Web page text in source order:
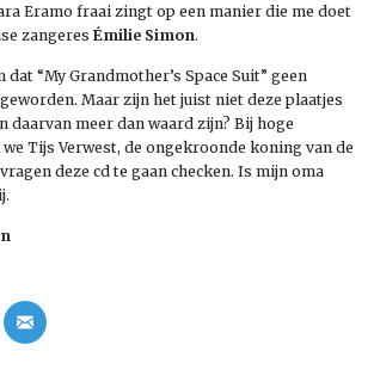
Eramo fraai zingt op een manier die me doet
zangeres Émilie Simon.
“My Grandmother’s Space Suit” geen
Maar zijn het juist niet deze plaatjes
daarvan meer dan waard zijn? Bij hoge
Tijs Verwest, de ongekroonde koning van de
deze cd te gaan checken. Is mijn oma